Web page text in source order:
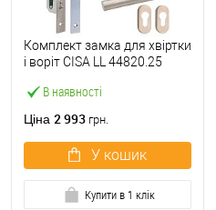
В наявності
Комплект замка для хвіртки
і воріт CISA LL 44820.25
C2000 60 мм та ручками
Ціна 2 993 грн.
У кошик
Купити в 1 клік